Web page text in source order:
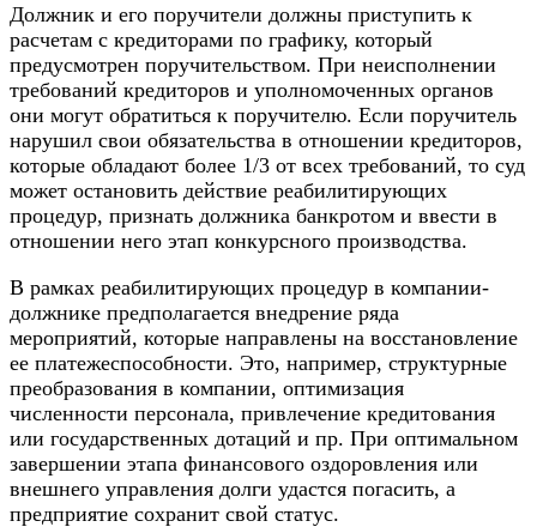
Должник и его поручители должны приступить к
расчетам с кредиторами по графику, который
предусмотрен поручительством. При неисполнении
требований кредиторов и уполномоченных органов
они могут обратиться к поручителю. Если поручитель
нарушил свои обязательства в отношении кредиторов,
которые обладают более 1/3 от всех требований, то суд
может остановить действие реабилитирующих
процедур, признать должника банкротом и ввести в
отношении него этап конкурсного производства.
В рамках реабилитирующих процедур в компании-
должнике предполагается внедрение ряда
мероприятий, которые направлены на восстановление
ее платежеспособности. Это, например, структурные
преобразования в компании, оптимизация
численности персонала, привлечение кредитования
или государственных дотаций и пр. При оптимальном
завершении этапа финансового оздоровления или
внешнего управления долги удастся погасить, а
предприятие сохранит свой статус.